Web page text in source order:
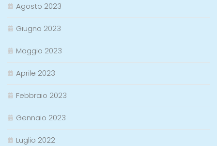
Agosto 2023
Giugno 2023
Maggio 2023
Aprile 2023
Febbraio 2023
Gennaio 2023
Luglio 2022